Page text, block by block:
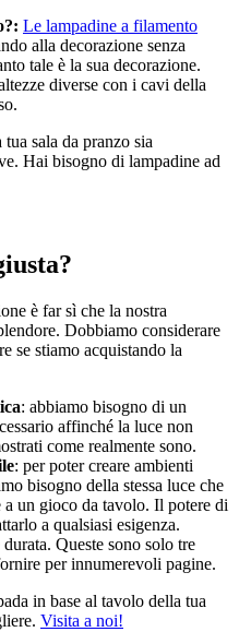
Le lampadine a filamento
alla decorazione senza
tale è la sua decorazione.
diverse con i cavi della
sala da pranzo sia
Hai bisogno di lampadine ad
è far sì che la nostra
Dobbiamo considerare
se stiamo acquistando la
: abbiamo bisogno di un
affinché la luce non
come realmente sono.
: per poter creare ambienti
bisogno della stessa luce che
un gioco da tavolo. Il potere di
a qualsiasi esigenza.
Queste sono solo tre
per innumerevoli pagine.
in base al tavolo della tua
Visita a noi!